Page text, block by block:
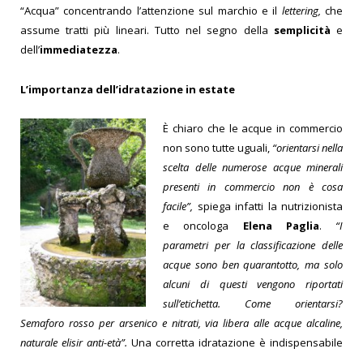
“Acqua” concentrando l’attenzione sul marchio e il lettering, che
assume tratti più lineari. Tutto nel segno della semplicità e
dell’immediatezza.
L’importanza dell’idratazione in estate
È chiaro che le acque in commercio
non sono tutte uguali, “orientarsi nella
scelta delle numerose acque minerali
presenti in commercio non è cosa
facile”, spiega infatti la nutrizionista
e oncologa Elena Paglia. “I
parametri per la classificazione delle
acque sono ben quarantotto, ma solo
alcuni di questi vengono riportati
sull’etichetta. Come orientarsi?
Semaforo rosso per arsenico e nitrati, via libera alle acque alcaline,
naturale elisir anti-età”. Una corretta idratazione è indispensabile